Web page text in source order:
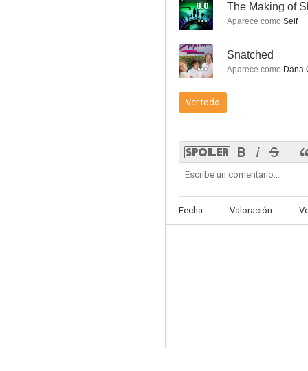
8.4
8.0
Aparece como Self
-- Snatched
Aparece como Dana
Ver todo
Fecha Valoración